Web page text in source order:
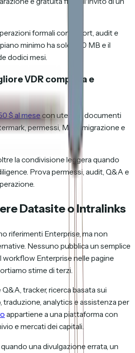
formali con report, audit e
minimo ha solo 250 MB e il
dodici mesi.
VDR completa e
$ al mese con utenti e documenti
permessi, MFA, migrazione e
la condivisione leggera quando
Prova permessi, audit, Q&A e
Datasite o Intralinks
riferimenti Enterprise, ma non
Nessuno pubblica un semplice
workflow Enterprise nelle pagine
stime di terzi.
Q&A, tracker, ricerca basata sui
analytics e assistenza per
appartiene a una piattaforma con
e mercati dei capitali.
una divulgazione errata, un